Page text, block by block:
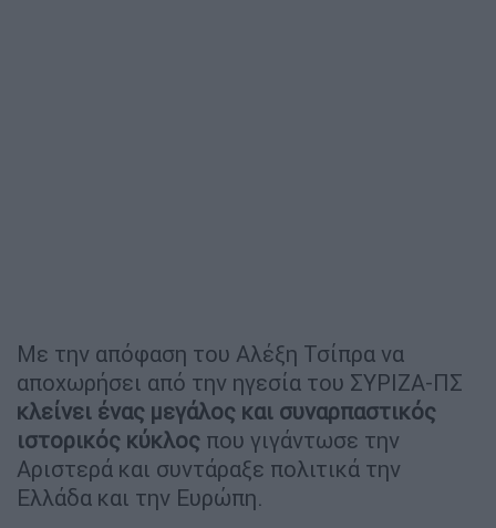
Με την απόφαση του Αλέξη Τσίπρα να
αποχωρήσει από την ηγεσία του ΣΥΡΙΖΑ-ΠΣ
κλείνει ένας μεγάλος και συναρπαστικός
ιστορικός κύκλος που γιγάντωσε την
Αριστερά και συντάραξε πολιτικά την
Ελλάδα και την Ευρώπη.